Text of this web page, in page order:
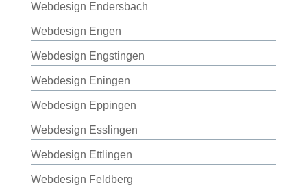
Webdesign Endersbach
Webdesign Engen
Webdesign Engstingen
Webdesign Eningen
Webdesign Eppingen
Webdesign Esslingen
Webdesign Ettlingen
Webdesign Feldberg